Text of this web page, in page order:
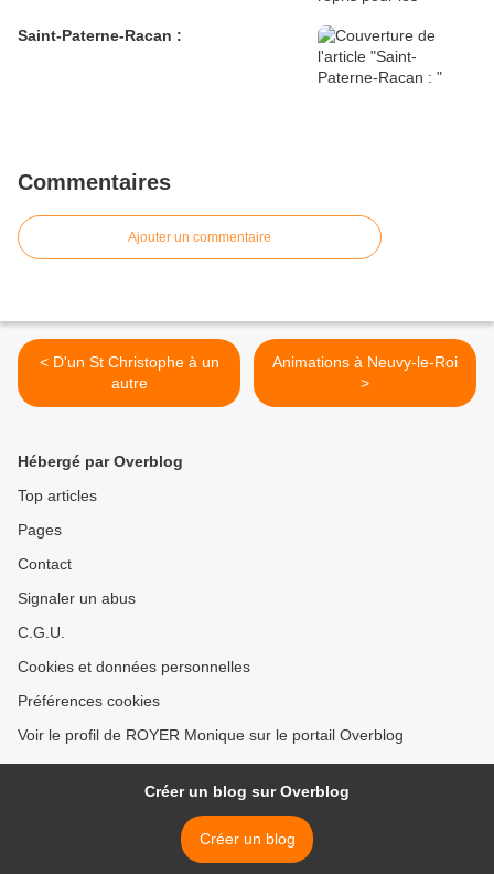
Saint-Paterne-Racan :
Commentaires
Ajouter un commentaire
< D'un St Christophe à un
autre
Animations à Neuvy-le-Roi
>
Hébergé par Overblog
Top articles
Pages
Contact
Signaler un abus
C.G.U.
Cookies et données personnelles
Préférences cookies
Voir le profil de ROYER Monique sur le portail Overblog
Créer un blog sur Overblog
Créer un blog